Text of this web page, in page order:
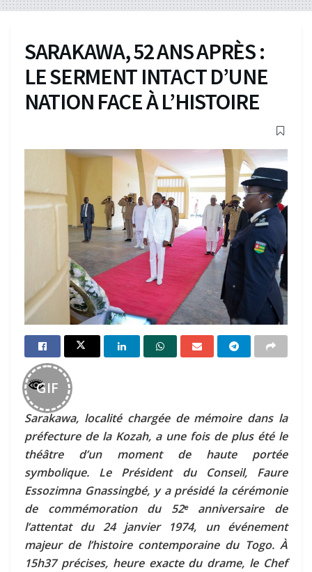
SARAKAWA, 52 ANS APRÈS :
LE SERMENT INTACT D’UNE
NATION FACE À L’HISTOIRE
GIF
Sarakawa, localité chargée de mémoire dans la
préfecture de la Kozah, a une fois de plus été le
théâtre d’un moment de haute portée
symbolique. Le Président du Conseil, Faure
Essozimna Gnassingbé, y a présidé la cérémonie
de commémoration du 52ᵉ anniversaire de
l’attentat du 24 janvier 1974, un événement
majeur de l’histoire contemporaine du Togo. À
15h37 précises, heure exacte du drame, le Chef